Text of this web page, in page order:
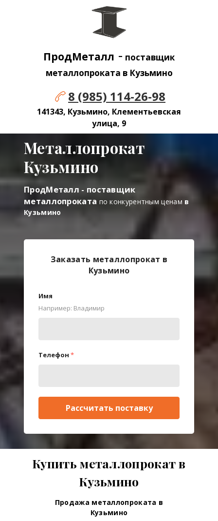
ПродМеталл - поставщик
металлопроката в Кузьмино
8 (985) 114-26-98
141343, Кузьмино, Клементьевская
улица, 9
Металлопрокат
Кузьмино
ПродМеталл - поставщик
металлопроката по конкурентным ценам в
Кузьмино
Заказать металлопрокат в
Кузьмино
Имя
Например: Владимир
Телефон *
Рассчитать поставку
Купить металлопрокат в
Кузьмино
Продажа металлопроката в
Кузьмино